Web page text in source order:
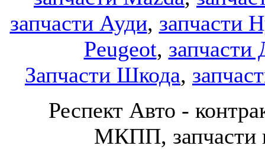
запчасти Ауди, запчасти
Peugeot, запчасти
Запчасти Шкода,
Респект Авто -
МКПП, запчасти